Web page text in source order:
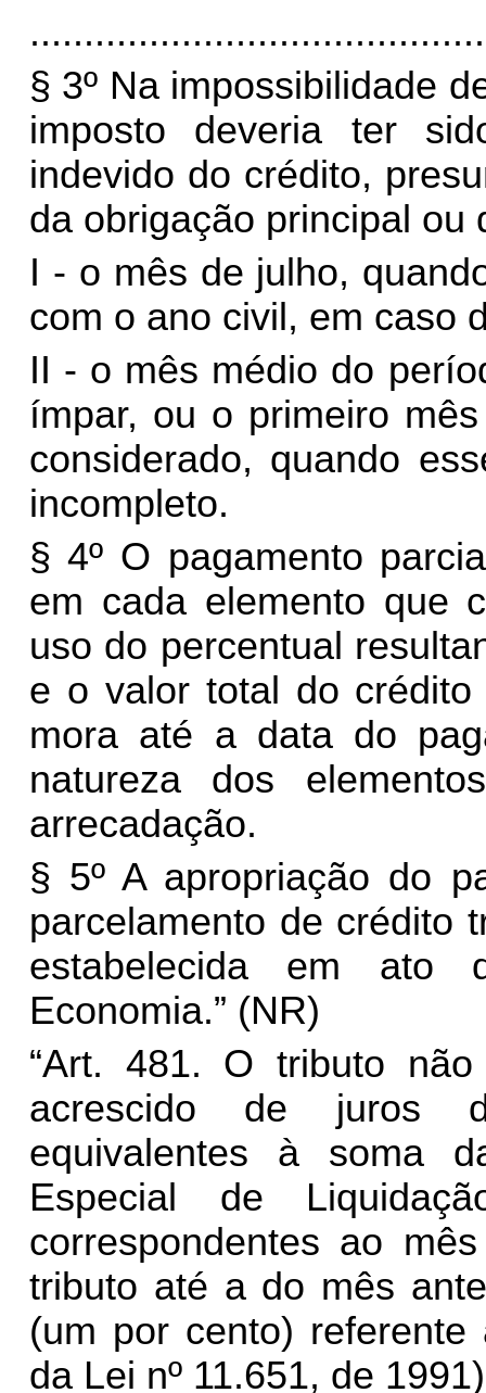
§ 3º Na impossibilidade
imposto deveria ter
indevido do crédito,
da obrigação principal ou
I - o mês de julho,
com o ano civil, em caso
II - o mês médio do
ímpar, ou o primeiro
considerado, quando
incompleto.
§ 4º O pagamento
em cada elemento que
uso do percentual
e o valor total do
mora até a data do
natureza dos
arrecadação.
§ 5º A apropriação do
parcelamento de crédito
estabelecida em ato
Economia.” (NR)
“Art. 481. O tributo
acrescido de juros
equivalentes à soma
Especial de
correspondentes ao
tributo até a do mês
(um por cento)
da Lei nº 11.651, de